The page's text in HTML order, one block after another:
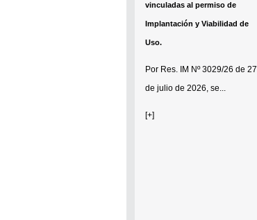
vinculadas al permiso de
Implantación y Viabilidad de
Uso.
Por Res. IM Nº 3029/26 de 27
de julio de 2026, se...
[+]